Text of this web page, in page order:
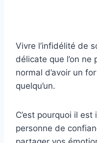
Vivre l’infidélité de
délicate que l’on
normal d’avoir un
quelqu’un.
C’est pourquoi il
personne de